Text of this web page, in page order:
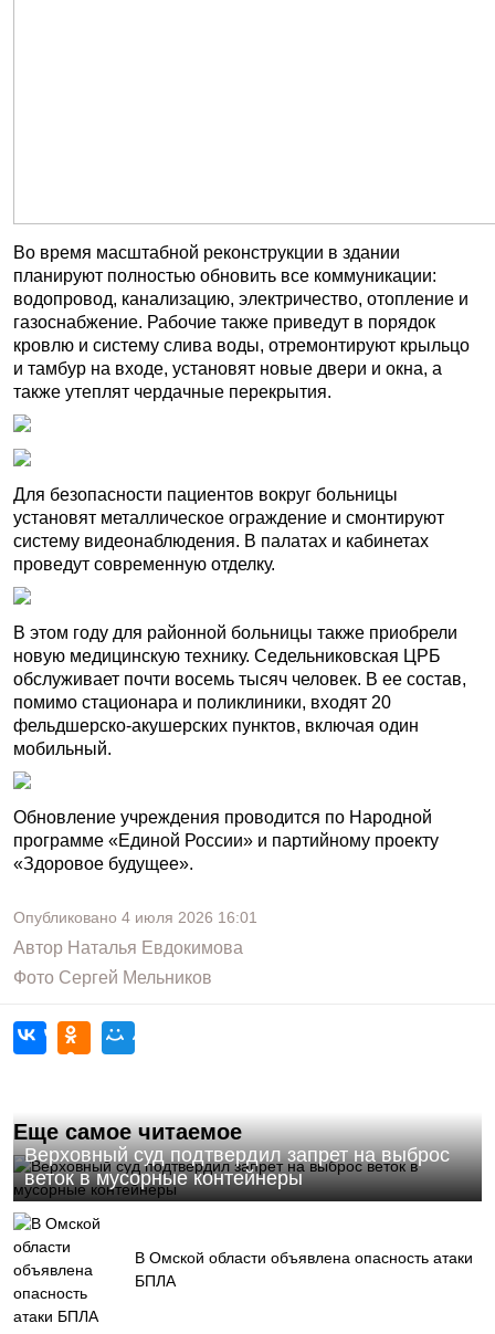
Во время масштабной реконструкции в здании
планируют полностью обновить все коммуникации:
водопровод, канализацию, электричество, отопление и
газоснабжение. Рабочие также приведут в порядок
кровлю и систему слива воды, отремонтируют крыльцо
и тамбур на входе, установят новые двери и окна, а
также утеплят чердачные перекрытия.
Для безопасности пациентов вокруг больницы
установят металлическое ограждение и смонтируют
систему видеонаблюдения. В палатах и кабинетах
проведут современную отделку.
В этом году для районной больницы также приобрели
новую медицинскую технику. Седельниковская ЦРБ
обслуживает почти восемь тысяч человек. В ее состав,
помимо стационара и поликлиники, входят 20
фельдшерско-акушерских пунктов, включая один
мобильный.
Обновление учреждения проводится по Народной
программе «Единой России» и партийному проекту
«Здоровое будущее».
Опубликовано 4 июля 2026 16:01
Автор Наталья Евдокимова
Фото Сергей Мельников
Еще самое читаемое
Верховный суд подтвердил запрет на выброс
веток в мусорные контейнеры
В Омской области объявлена опасность атаки
БПЛА